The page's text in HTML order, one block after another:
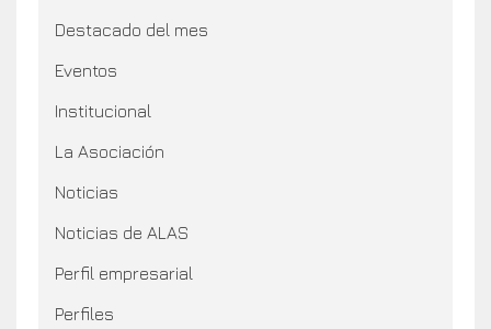
Destacado del mes
Eventos
Institucional
La Asociación
Noticias
Noticias de ALAS
Perfil empresarial
Perfiles